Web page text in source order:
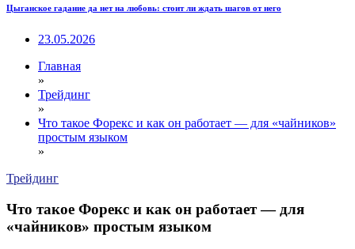
Цыганское гадание да нет на любовь: стоит ли ждать шагов от него
23.05.2026
Главная
»
Трейдинг
»
Что такое Форекс и как он работает — для «чайников»
простым языком
»
Трейдинг
Что такое Форекс и как он работает — для
«чайников» простым языком